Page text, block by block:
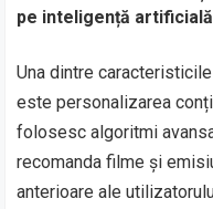
pe inteligență artificială
Una dintre
este personalizarea
folosesc algoritmi
recomanda filme și
anterioare ale